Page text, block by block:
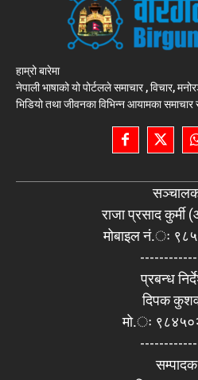
हाम्रो बारेमा
नेपाली भाषाको यो पोर्टलले समाचार , विचार,
भिडियो तथा जीवनका विभिन्न आयामका
राजा प्रसाद
मोबाइल नं.ः
प्रबन्ध
दिपक
मो.ः